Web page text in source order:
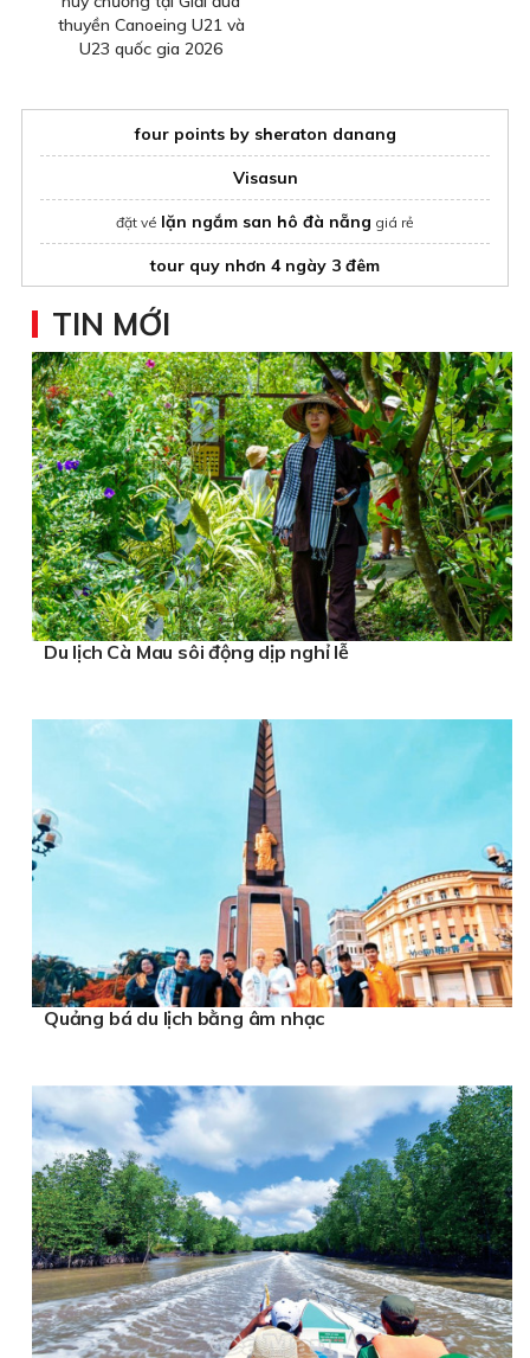
thuyền Canoeing U21 và
U23 quốc gia 2026
four points by sheraton danang
Visasun
đặt vé lặn ngắm san hô đà nẵng giá rẻ
tour quy nhơn 4 ngày 3 đêm
Khám phá diện mạo mới của
tổ chức khai trương
Tour du lịchgiá tốt
Lan Ha Bay 5 Star Cruise
TIN MỚI
Du lịch Cà Mau sôi động dịp nghỉ lễ
Quảng bá du lịch bằng âm nhạc